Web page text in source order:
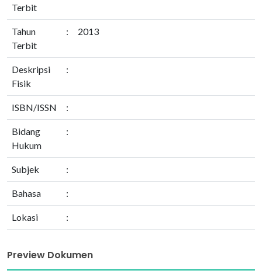
Terbit
Tahun
Terbit
: 2013
Deskripsi
Fisik
:
ISBN/ISSN :
Bidang
Hukum
:
Subjek :
Bahasa :
Lokasi :
Preview Dokumen